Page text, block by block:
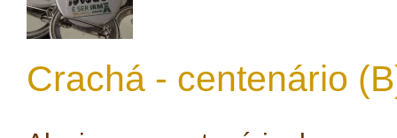
Crachá - centenário